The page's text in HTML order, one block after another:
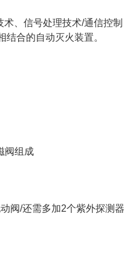
、信号处理技术/通信控制
合的自动灭火装置。
阀组成
阀/还需多加2个紫外探测器